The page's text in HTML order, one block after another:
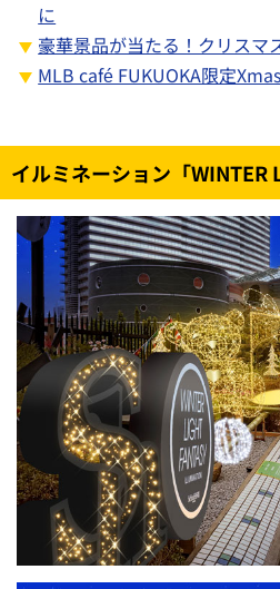
に
豪華景品が当たる！クリスマ
MLB café FUKUOKA限定
イルミネーション「WINTER